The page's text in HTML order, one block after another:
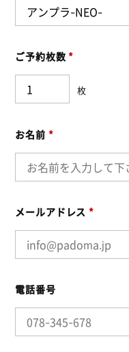
ご予約枚数*
枚
お名前 *
メールアドレス*
電話番号